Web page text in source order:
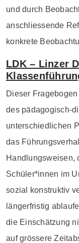
und durch
anschliessende
konkrete
LDK – Linzer
Dieser
des pädagogisch-
unterschiedlichen
das
Handlungsweisen,
Schüler*innen im
sozial konstruktiv
längerfristig
die Einschätzung
auf grössere